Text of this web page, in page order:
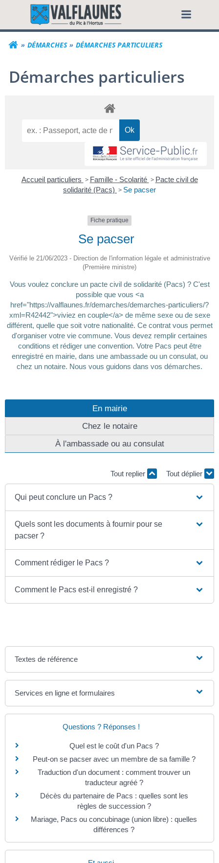
contenuCommune de
DÉMARCHES DÉMARCHES PARTICULIERS
Démarches particuliers
Accueil particuliers > Famille - Scolarité > Pacte civil de
solidarité (Pacs) > Se pacser
Fiche pratique
Se pacser
Vérifié le 21/06/2023 - Direction de l'information légale et administrative
(Première ministre)
Vous voulez conclure un pacte civil de solidarité (Pacs) ? C'est
possible que vous <a
href="https://valflaunes.fr/demarches/demarches-particuliers/?
xml=R42442">viviez en couple</a> de même sexe ou de sexe
différent, quelle que soit votre nationalité. Ce contrat vous permet
d'organiser votre vie commune. Vous devez remplir certaines
conditions et rédiger une convention. Votre Pacs peut être
enregistré en mairie, dans une ambassade ou un consulat, ou
chez un notaire. Nous vous guidons dans vos démarches.
En mairie
Chez le notaire
À l'ambassade ou au consulat
Tout replier Tout déplier
Qui peut conclure un Pacs ?
Quels sont les documents à fournir pour se
pacser ?
Comment rédiger le Pacs ?
Comment le Pacs est-il enregistré ?
Textes de référence
Services en ligne et formulaires
Questions ? Réponses !
Quel est le coût d'un Pacs ?
Peut-on se pacser avec un membre de sa famille ?
Traduction d'un document : comment trouver un
traducteur agréé ?
Décès du partenaire de Pacs : quelles sont les
règles de succession ?
Mariage, Pacs ou concubinage (union libre) : quelles
différences ?